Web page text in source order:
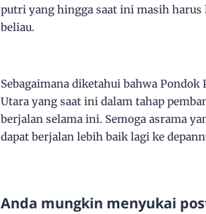
putri yang hingga saat ini masih
beliau.
Sebagaimana diketahui bahwa
Utara yang saat ini dalam tahap
berjalan selama ini. Semoga asrama
dapat berjalan lebih baik lagi ke
Anda mungkin menyukai